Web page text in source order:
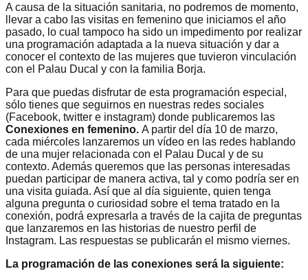
A causa de la situación sanitaria, no podremos de momento,
llevar a cabo las visitas en femenino que iniciamos el año
pasado, lo cual tampoco ha sido un impedimento por realizar
una programación adaptada a la nueva situación y dar a
conocer el contexto de las mujeres que tuvieron vinculación
con el Palau Ducal y con la familia Borja.
Para que puedas disfrutar de esta programación especial,
sólo tienes que seguirnos en nuestras redes sociales
(Facebook, twitter e instagram) donde publicaremos las
Conexiones en femenino. A partir del día 10 de marzo,
cada miércoles lanzaremos un vídeo en las redes hablando
de una mujer relacionada con el Palau Ducal y de su
contexto. Además queremos que las personas interesadas
puedan participar de manera activa, tal y como podría ser en
una visita guiada. Así que al día siguiente, quien tenga
alguna pregunta o curiosidad sobre el tema tratado en la
conexión, podrá expresarla a través de la cajita de preguntas
que lanzaremos en las historias de nuestro perfil de
Instagram. Las respuestas se publicarán el mismo viernes.
La programación de las conexiones será la siguiente: